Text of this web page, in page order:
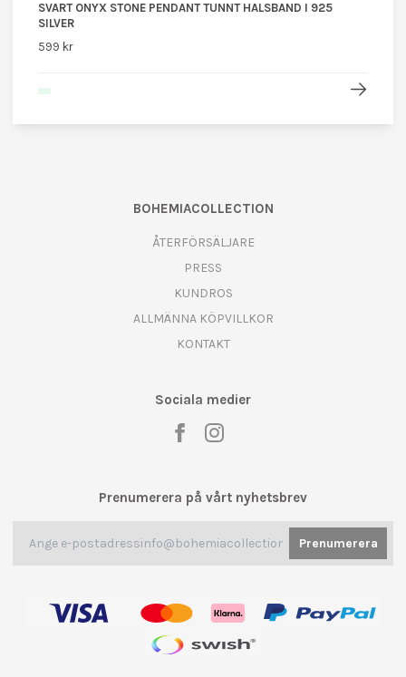
SVART ONYX STONE PENDANT TUNNT HALSBAND I 925
SILVER
599 kr
BOHEMIACOLLECTION
ÅTERFÖRSÄLJARE
PRESS
KUNDROS
ALLMÄNNA KÖPVILLKOR
KONTAKT
Sociala medier
Prenumerera på vårt nyhetsbrev
Prenumerera